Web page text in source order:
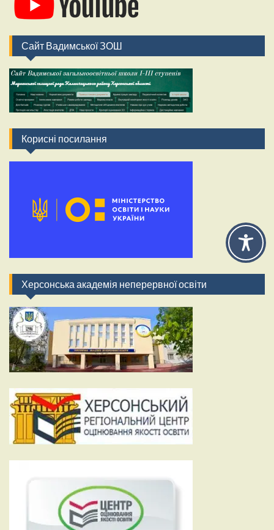
Сайт Вадимської ЗОШ
Корисні посилання
Херсонська академія неперервної освіти